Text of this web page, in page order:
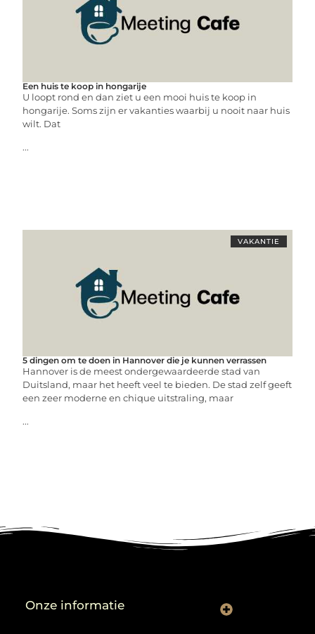
Een huis te koop in hongarije
U loopt rond en dan ziet u een mooi huis te koop in
hongarije. Soms zijn er vakanties waarbij u nooit naar huis
wilt. Dat
...
VAKANTIE
5 dingen om te doen in Hannover die je kunnen verrassen
Hannover is de meest ondergewaardeerde stad van
Duitsland, maar het heeft veel te bieden. De stad zelf geeft
een zeer moderne en chique uitstraling, maar
...
Onze informatie